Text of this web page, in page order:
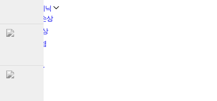
무릎관절 클리닉
반월상연골손상
십자인대 손상
퇴행성관절염
치료내용
관절내시경